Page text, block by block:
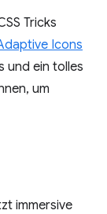
Tricks
Icons
und ein tolles
um
immersive